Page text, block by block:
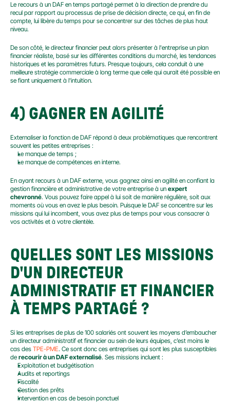
Le recours à un DAF en temps partagé permet à la direction de prendre du
recul par rapport au processus de prise de décision directe, ce qui, en fin de
compte, lui libère du temps pour se concentrer sur des tâches de plus haut
niveau.
De son côté, le directeur financier peut alors présenter à l'entreprise un plan
financier réaliste, basé sur les différentes conditions du marché, les tendances
historiques et les paramètres futurs. Presque toujours, cela conduit à une
meilleure stratégie commerciale à long terme que celle qui aurait été possible en
se fiant uniquement à l'intuition.
4) GAGNER EN AGILITÉ
Externaliser la fonction de DAF répond à deux problématiques que rencontrent
souvent les petites entreprises :
Le manque de temps ;
Le manque de compétences en interne.
En ayant recours à un DAF externe, vous gagnez ainsi en agilité en confiant la
gestion financière et administrative de votre entreprise à un expert
chevronné. Vous pouvez faire appel à lui soit de manière régulière, soit aux
moments où vous en avez le plus besoin. Puisque le DAF se concentre sur les
missions qui lui incombent, vous avez plus de temps pour vous consacrer à
vos activités et à votre clientèle.
QUELLES SONT LES MISSIONS
D'UN DIRECTEUR
ADMINISTRATIF ET FINANCIER
À TEMPS PARTAGÉ ?
Si les entreprises de plus de 100 salariés ont souvent les moyens d’embaucher
un directeur administratif et financier au sein de leurs équipes, c’est moins le
cas des TPE-PME. Ce sont donc ces entreprises qui sont les plus susceptibles
de recourir à un DAF externalisé. Ses missions incluent :
Exploitation et budgétisation
Audits et reportings
Fiscalité
Gestion des prêts
Intervention en cas de besoin ponctuel